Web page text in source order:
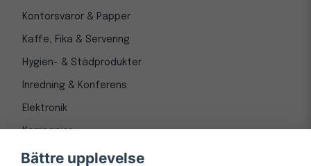
Kontorsvaror & Papper
Kaffe, Fika & Servering
Hygien- & Städprodukter
Inredning & Konferens
Elektronik
Kampanjer
Bättre upplevelse